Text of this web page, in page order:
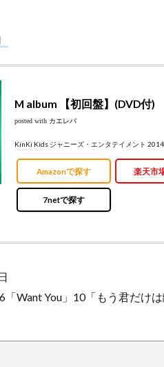
M album 【初回盤】(DVD付)
posted with カエレバ
KinKi Kids ジャニーズ・エンタテイメント
Amazonで探す 楽天市
7netで探す
「Want You」10「もう君だけ